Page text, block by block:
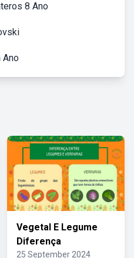
8 Ano
Ano
Vegetal E Legume
Diferença
25 September 2024